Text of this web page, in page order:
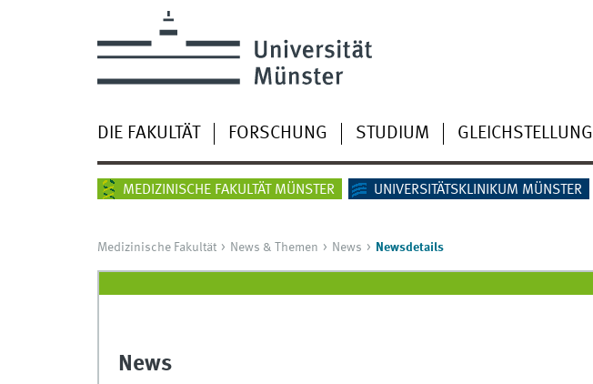
DIE FAKULTÄT FORSCHUNG STUDIUM GLEICHSTELLUNG
MEDIZINISCHE FAKULTÄT MÜNSTER UNIVERSITÄTSKLINIKUM MÜNSTER
Medizinische Fakultät News & Themen News Newsdetails
News